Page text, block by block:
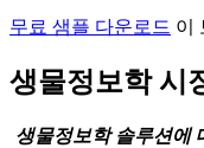
무료 샘플 다운로드 이
생물정보학 시
생물정보학 솔루션에